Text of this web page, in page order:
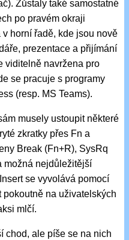
Zůstaly také samostatné
po pravém okraji
horní řadě, kde jsou nově
prezentace a přijímání
viditelně navržena pro
se pracuje s programy
(resp. MS Teams).
musely ustoupit některé
zkratky přes Fn a
Break (Fn+R), SysRq
možná nejdůležitější
se vyvolává pomocí
na uživatelských
mlčí.
chod, ale píše se na nich